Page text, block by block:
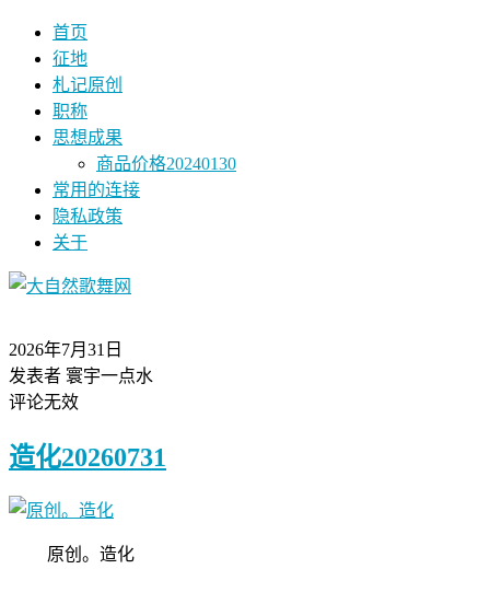
首页
征地
札记原创
职称
思想成果
商品价格20240130
常用的连接
隐私政策
关于
2026年7月31日
发表者 寰宇一点水
评论无效
造化20260731
原创。造化